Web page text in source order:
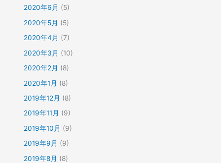
2020年6月 (5)
2020年5月 (5)
2020年4月 (7)
2020年3月 (10)
2020年2月 (8)
2020年1月 (8)
2019年12月 (8)
2019年11月 (9)
2019年10月 (9)
2019年9月 (9)
2019年8月 (8)